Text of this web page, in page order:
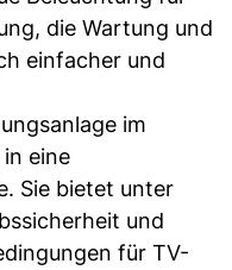
die Wartung und
einfacher und
im
eine
Sie bietet unter
und
für TV-